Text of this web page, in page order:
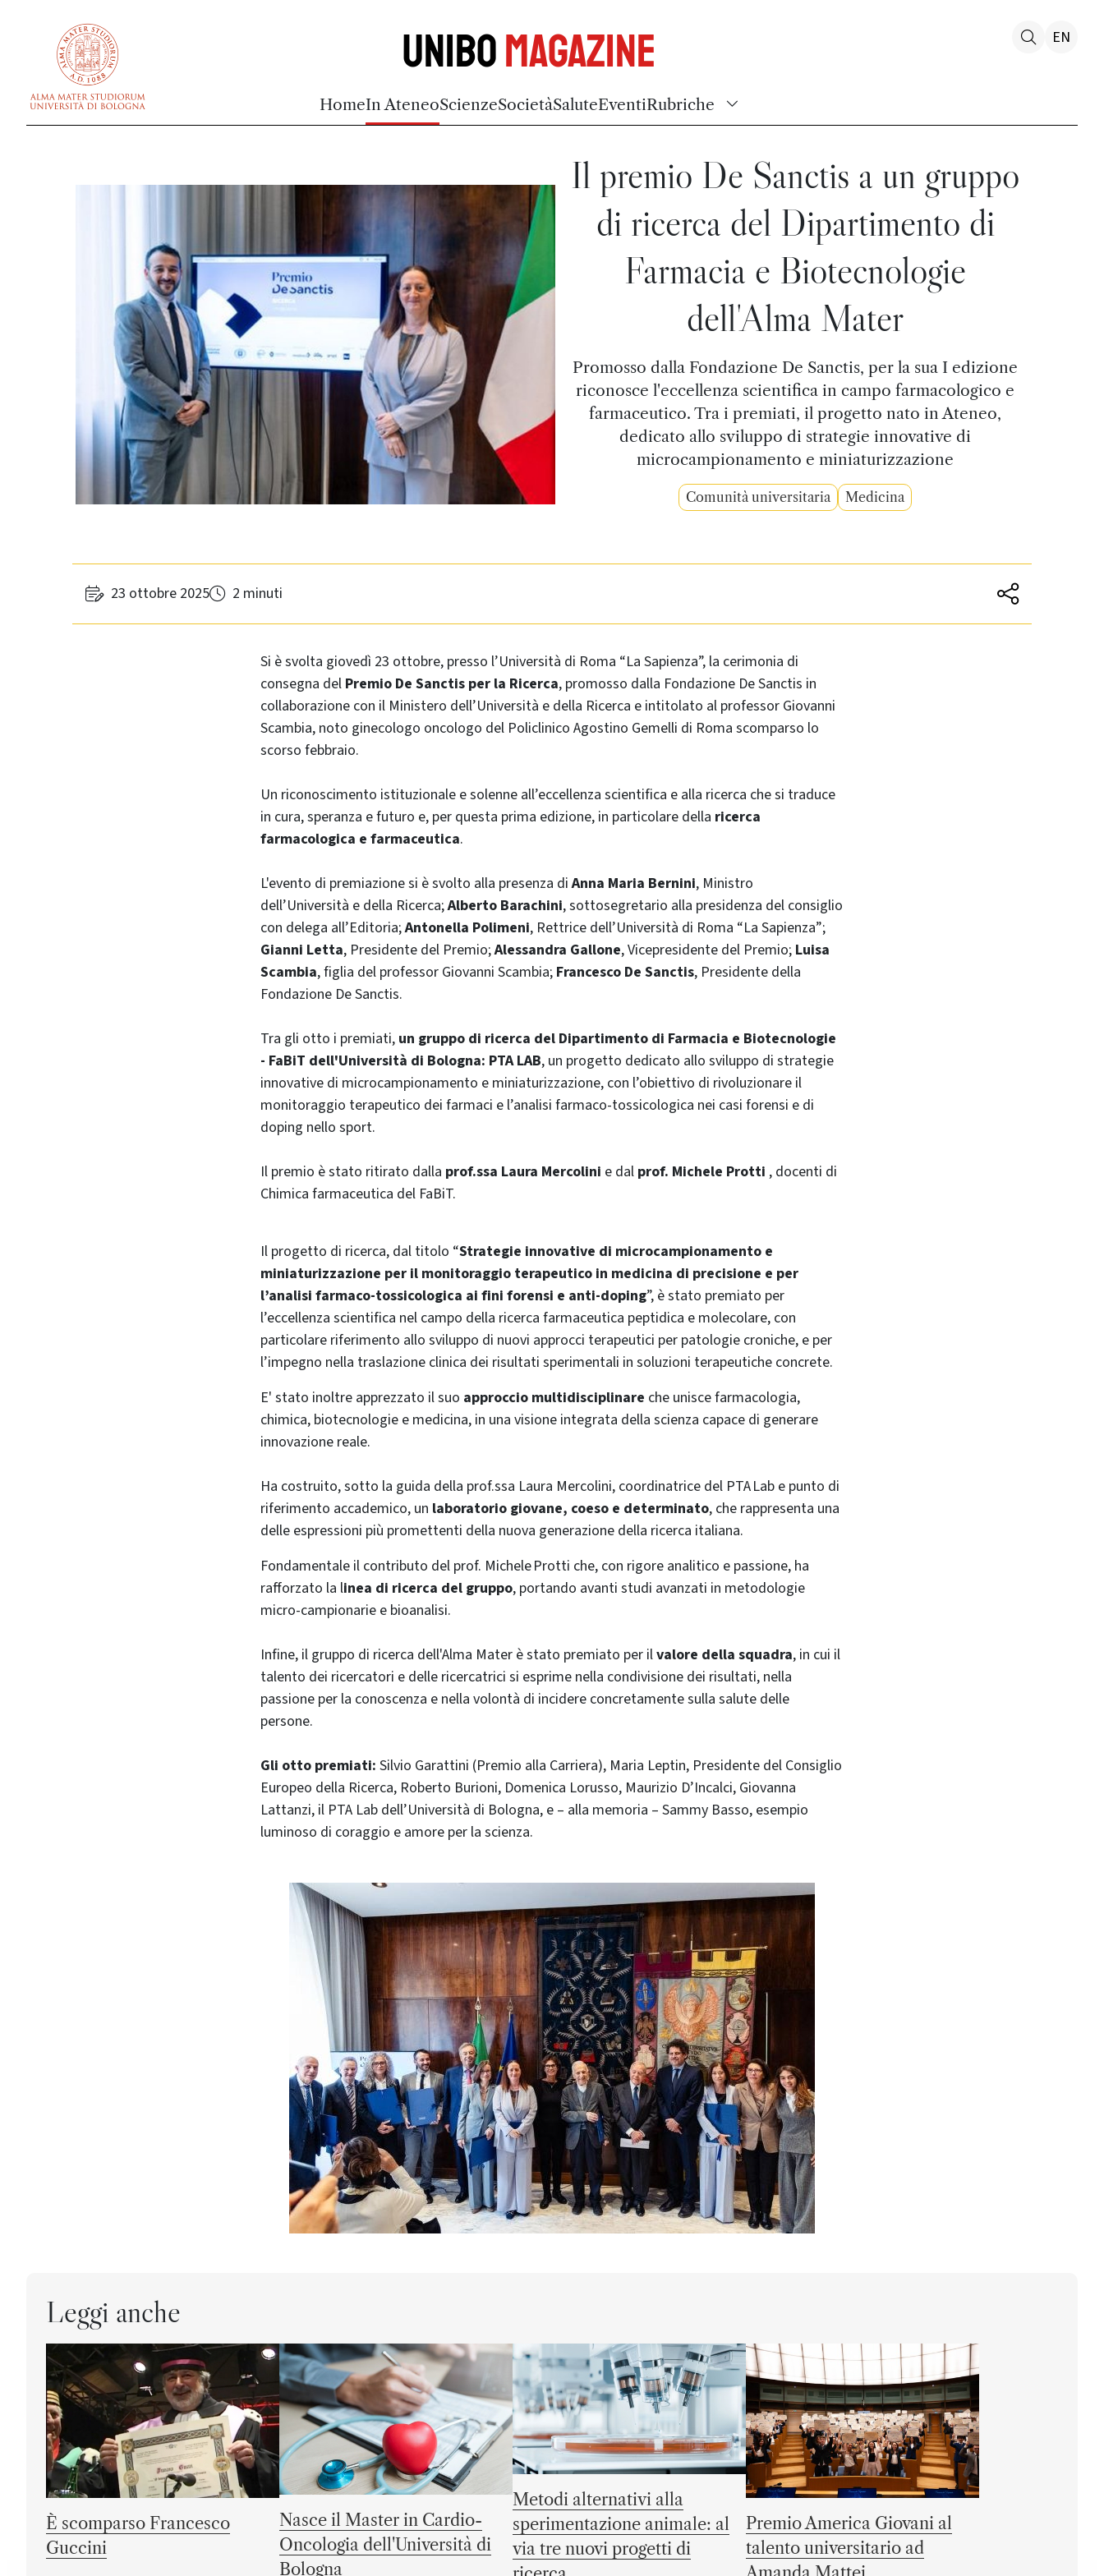
UniboMagazine
HomeIn AteneoScienzeSocietàSaluteEventiRubriche
EN
Il premio De Sanctis a un gruppo
di ricerca del Dipartimento di
Farmacia e Biotecnologie
dell'Alma Mater
Promosso dalla Fondazione De Sanctis, per la sua I edizione
riconosce l'eccellenza scientifica in campo farmacologico e
farmaceutico. Tra i premiati, il progetto nato in Ateneo,
dedicato allo sviluppo di strategie innovative di
microcampionamento e miniaturizzazione
Comunità universitaria Medicina
23 ottobre 2025 2 minuti
Si è svolta giovedì 23 ottobre, presso l’Università di Roma “La Sapienza”, la cerimonia di
consegna del Premio De Sanctis per la Ricerca, promosso dalla Fondazione De Sanctis in
collaborazione con il Ministero dell’Università e della Ricerca e intitolato al professor Giovanni
Scambia, noto ginecologo oncologo del Policlinico Agostino Gemelli di Roma scomparso lo
scorso febbraio.
Un riconoscimento istituzionale e solenne all’eccellenza scientifica e alla ricerca che si traduce
in cura, speranza e futuro e, per questa prima edizione, in particolare della ricerca
farmacologica e farmaceutica.
L'evento di premiazione si è svolto alla presenza diAnna Maria Bernini, Ministro
dell’Università e della Ricerca;Alberto Barachini, sottosegretario alla presidenza del consiglio
con delega all’Editoria;Antonella Polimeni, Rettrice dell’Università di Roma “La Sapienza”;
Gianni Letta, Presidente del Premio;Alessandra Gallone, Vicepresidente del Premio; Luisa
Scambia, figlia del professor Giovanni Scambia; Francesco De Sanctis, Presidente della
Fondazione De Sanctis.
Tra gli otto i premiati, un gruppo di ricerca del Dipartimento di Farmacia e Biotecnologie
- FaBiT dell'Università di Bologna: PTA LAB, un progetto dedicato allo sviluppo di strategie
innovative di microcampionamento e miniaturizzazione, con l’obiettivo di rivoluzionare il
monitoraggio terapeutico dei farmaci e l’analisi farmaco-tossicologica nei casi forensi e di
doping nello sport.
Il premio è stato ritirato dalla prof.ssa Laura Mercolini e dal prof. Michele Protti , docenti di
Chimica farmaceutica del FaBiT.
Il progetto di ricerca, dal titolo “Strategie innovative di microcampionamento e
miniaturizzazione per il monitoraggio terapeutico in medicina di precisione e per
l’analisi farmaco-tossicologica ai fini forensi e anti-doping”, è stato premiato per
l’eccellenza scientifica nel campo della ricerca farmaceutica peptidica e molecolare, con
particolare riferimento allo sviluppo di nuovi approcci terapeutici per patologie croniche, e per
l’impegno nella traslazione clinica dei risultati sperimentali in soluzioni terapeutiche concrete.
E' stato inoltre apprezzato il suo approccio multidisciplinare che unisce farmacologia,
chimica, biotecnologie e medicina, in una visione integrata della scienza capace di generare
innovazione reale.
Ha costruito, sotto la guida della prof.ssa Laura Mercolini, coordinatrice del PTA Lab e punto di
riferimento accademico, un laboratorio giovane, coeso e determinato, che rappresenta una
delle espressioni più promettenti della nuova generazione della ricerca italiana.
Fondamentale il contributo del prof. Michele Protti che, con rigore analitico e passione, ha
rafforzato la linea di ricerca del gruppo, portando avanti studi avanzati in metodologie
micro‑campionarie e bioanalisi.
Infine, il gruppo di ricerca dell'Alma Mater è stato premiato per ilvalore della squadra, in cui il
talento dei ricercatori e delle ricercatrici si esprime nella condivisione dei risultati, nella
passione per la conoscenza e nella volontà di incidere concretamente sulla salute delle
persone.
Gli otto premiati: Silvio Garattini (Premio alla Carriera), Maria Leptin, Presidente del Consiglio
Europeo della Ricerca, Roberto Burioni, Domenica Lorusso, Maurizio D’Incalci, Giovanna
Lattanzi, il PTA Lab dell’Università di Bologna, e – alla memoria – Sammy Basso, esempio
luminoso di coraggio e amore per la scienza.
Leggi anche
È scomparso Francesco
Guccini
Nasce il Master in Cardio-
Oncologia dell'Università di
Bologna
Metodi alternativi alla
sperimentazione animale: al
via tre nuovi progetti di
Premio America Giovani al
talento universitario ad